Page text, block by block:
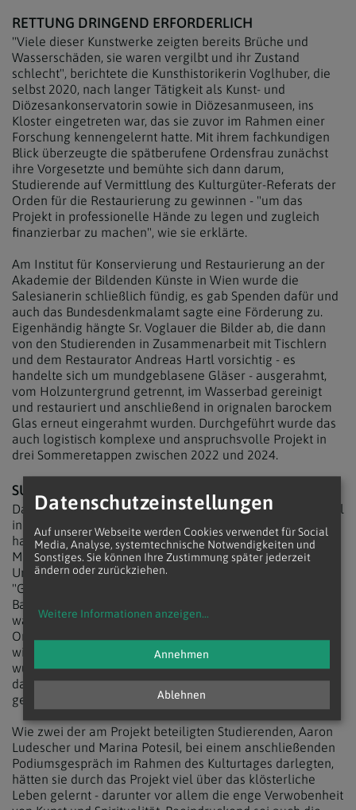
RETTUNG DRINGEND ERFORDERLICH
"Viele dieser Kunstwerke zeigten bereits Brüche und
Wasserschäden, sie waren vergilbt und ihr Zustand
schlecht", berichtete die Kunsthistorikerin Voglhuber, die
selbst 2020, nach langer Tätigkeit als Kunst- und
Diözesankonservatorin sowie in Diözesanmuseen, ins
Kloster eingetreten war, das sie zuvor im Rahmen einer
Forschung kennengelernt hatte. Mit ihrem fachkundigen
Blick überzeugte die spätberufene Ordensfrau zunächst
ihre Vorgesetzte und bemühte sich dann darum,
Studierende auf Vermittlung des Kulturgüter-Referats der
Orden für die Restaurierung zu gewinnen - "um das
Projekt in professionelle Hände zu legen und zugleich
finanzierbar zu machen", wie sie erklärte.
Am Institut für Konservierung und Restaurierung an der
Akademie der Bildenden Künste in Wien wurde die
Salesianerin schließlich fündig, es gab Spenden dafür und
auch das Bundesdenkmalamt sagte eine Förderung zu.
Eigenhändig hängte Sr. Voglauer die Bilder ab, die dann
von den Studierenden in Zusammenarbeit mit Tischlern
und dem Restaurator Andreas Hartl vorsichtig - es
handelte sich um mundgeblasene Gläser - ausgerahmt,
vom Holzuntergrund getrennt, im Wasserbad gereinigt
und restauriert und anschließend in orignalen barockem
Glas erneut eingerahmt wurden. Durchgeführt wurde das
auch logistisch komplexe und anspruchsvolle Projekt in
drei Sommeretappen zwischen 2022 und 2024.
SUCHE NACH BALANCE
Dass über Monate in der sonst so beschaulichen Ruheinsel
inmitten der Großstadt geschäftiges Treiben einkehrte,
habe manche ihrer schon seit Jahrzehnten lebenden
Mitschwestern zuerst irritiert, dann habe man einen guten
Umgang damit gefunden, berichtete Voglauer.
"Grundsätzlich müssen wir immer überlegen, wie wir die
Balance zwischen Klausur und tätigem Tun schaffen, nun
war dies allerdings etwas intensiver als sonst", so die
Ordensfrau. Über die neue Pracht der ersten bereits
wieder aufgehängten Drucke sei das Kloster stolz, sie
würden nun bewusst wahrgenommen, zudem seien durch
das Projekt "die Gemeinschaft gestärkt und neue Impulse
gesetzt" worden.
Wie zwei der am Projekt beteiligten Studierenden, Aaron
Ludescher und Marina Potesil, bei einem anschließenden
Podiumsgespräch im Rahmen des Kulturtages darlegten,
hätten sie durch das Projekt viel über das klösterliche
Leben gelernt - darunter vor allem die enge Verwobenheit
Datenschutzeinstellungen
Auf unserer Webseite werden Cookies verwendet für Social
Media, Analyse, systemtechnische Notwendigkeiten und
Sonstiges. Sie können Ihre Zustimmung später jederzeit
ändern oder zurückziehen.
Weitere Informationen anzeigen...
Ablehnen
Annehmen